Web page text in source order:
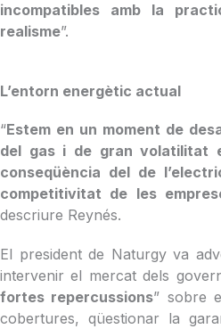
incompatibles amb la
realisme”.
L’entorn energètic actual
“Estem en un moment de
del gas i de gran volatilitat
conseqüència del de
competitivitat de les
descriure Reynés.
El president de Naturgy va
intervenir el mercat dels
fortes repercussions” sobre
cobertures, qüestionar la